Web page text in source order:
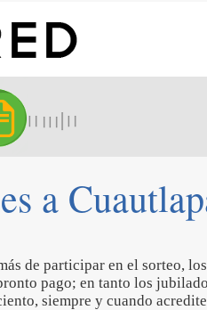
a
de participar en el sorteo,
pago; en tanto los
siempre y cuando